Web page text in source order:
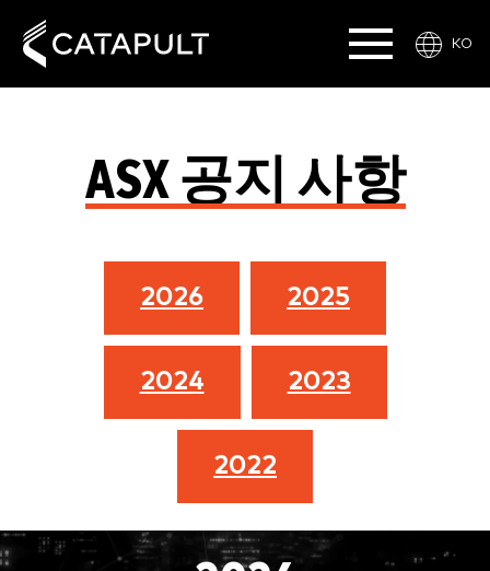
KO
ASX 공지 사항
2026 2025
2024 2023
2022